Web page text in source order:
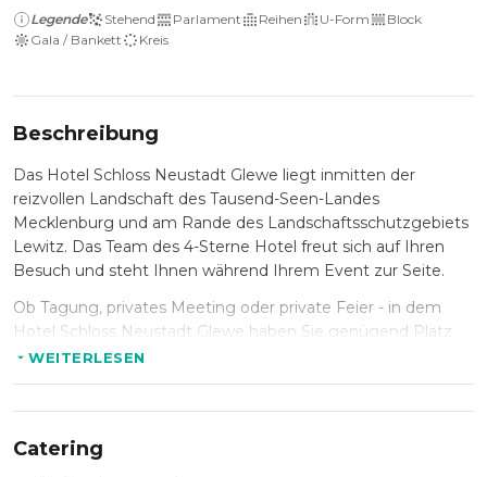
Legende Stehend Parlament Reihen U-Form
Block
Gala / Bankett
Kreis
Beschreibung
Das Hotel Schloss Neustadt Glewe liegt inmitten der
reizvollen Landschaft des Tausend-Seen-Landes
Mecklenburg und am Rande des Landschaftsschutzgebiets
Lewitz. Das Team des 4-Sterne Hotel freut sich auf Ihren
Besuch und steht Ihnen während Ihrem Event zur Seite.
Ob Tagung, privates Meeting oder private Feier - in dem
Hotel Schloss Neustadt Glewe haben Sie genügend Platz
für Ihr Event. Sie haben die Wahl zwischen drei
Veranstaltungsräumen, welche im Erdgeschoss liegen und
Bei einem Anlass mit bis zu 80 Personen empfiehlt das
WEITERLESEN
Catering